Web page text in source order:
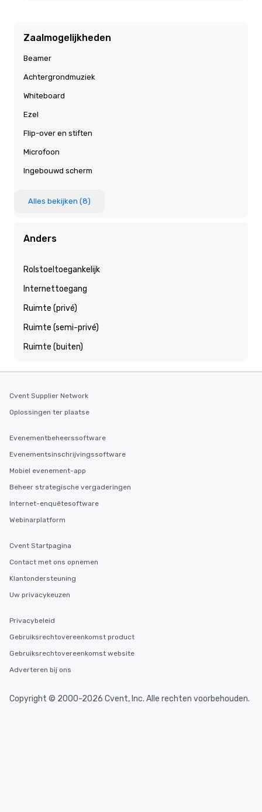
Zaalmogelijkheden
Beamer
Achtergrondmuziek
Whiteboard
Ezel
Flip-over en stiften
Microfoon
Ingebouwd scherm
Alles bekijken (8)
Anders
Rolstoeltoegankelijk
Internettoegang
Ruimte (privé)
Ruimte (semi-privé)
Ruimte (buiten)
Cvent Supplier Network
Oplossingen ter plaatse
Evenementbeheerssoftware
Evenementsinschrijvingssoftware
Mobiel evenement-app
Beheer strategische vergaderingen
Internet-enquêtesoftware
Webinarplatform
Cvent Startpagina
Contact met ons opnemen
Klantondersteuning
Uw privacykeuzen
Privacybeleid
Gebruiksrechtovereenkomst product
Gebruiksrechtovereenkomst website
Adverteren bij ons
Copyright © 2000-2026 Cvent, Inc. Alle rechten voorbehouden.